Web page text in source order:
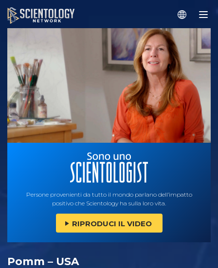
Persone provenienti da tutto il mondo parlano dell’impatto
positivo che Scientology ha sulla loro vita.
RIPRODUCI IL VIDEO
Pomm – USA